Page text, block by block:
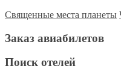
Священные места планеты
Заказ авиабилетов
Поиск отелей